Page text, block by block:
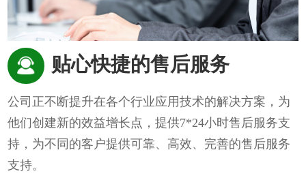
贴心快捷的售后服务
公司正不断提升在各个行业应用技术的解决方案，为
他们创建新的效益增长点，提供7*24小时售后服务支
持，为不同的客户提供可靠、高效、完善的售后服务
支持。